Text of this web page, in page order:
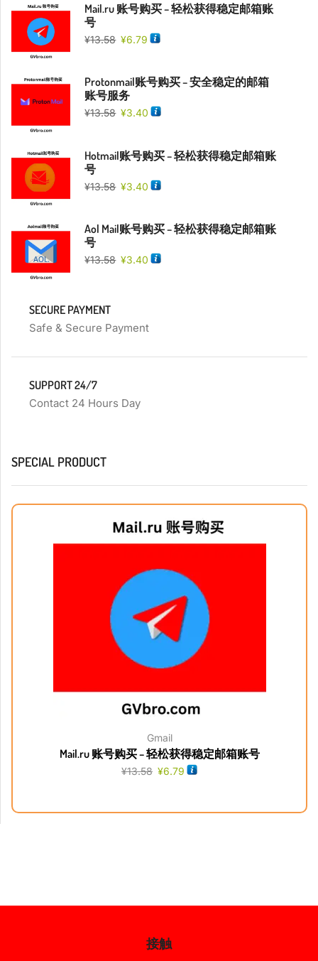
Mail.ru 账号购买 – 轻松获得稳定邮箱账
号
¥13.58 ¥6.79
Protonmail账号购买 – 安全稳定的邮箱
账号服务
¥13.58 ¥3.40
Hotmail账号购买 – 轻松获得稳定邮箱账
号
¥13.58 ¥3.40
Aol Mail账号购买 – 轻松获得稳定邮箱账
号
¥13.58 ¥3.40
SECURE PAYMENT
Safe & Secure Payment
SUPPORT 24/7
Contact 24 Hours Day
SPECIAL PRODUCT
Gmail
Mail.ru 账号购买 – 轻松获得稳定邮箱账号
¥13.58 ¥6.79
接触